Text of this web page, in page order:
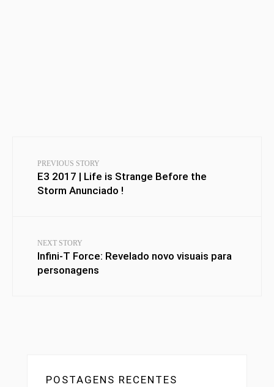
PREVIOUS STORY
E3 2017 | Life is Strange Before the
Storm Anunciado !
NEXT STORY
Infini-T Force: Revelado novo visuais para
personagens
POSTAGENS RECENTES